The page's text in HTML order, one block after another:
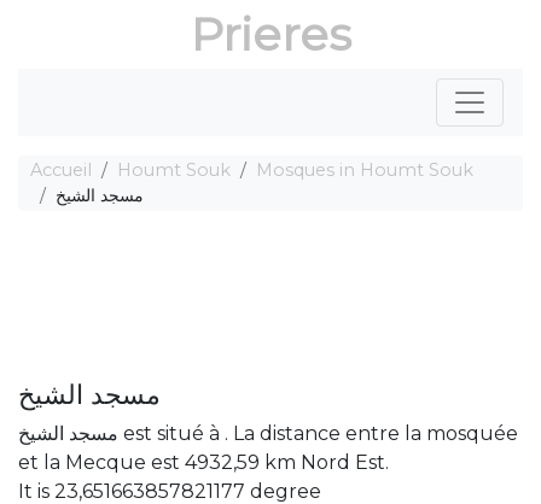
Prieres
Accueil Houmt Souk
Mosques in Houmt Souk
مسجد الشيخ
مسجد الشيخ
مسجد الشيخ est situé à . La distance entre la mosquée
et la Mecque est 4932,59 km Nord Est.
It is 23,651663857821177 degree